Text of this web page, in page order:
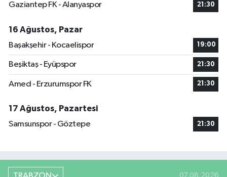
Gaziantep FK - Alanyaspor 21:30
16 Ağustos, Pazar
Başakşehir - Kocaelispor
19:00
Beşiktaş - Eyüpspor 21:30
Amed - Erzurumspor FK 21:30
17 Ağustos, Pazartesi
Samsunspor - Göztepe
21:30
07.08.2026